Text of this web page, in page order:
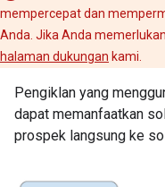
mempercepat dan
Anda. Jika Anda
halaman dukungan kami.
Pengiklan yang
dapat memanfaatkan
prospek langsung ke